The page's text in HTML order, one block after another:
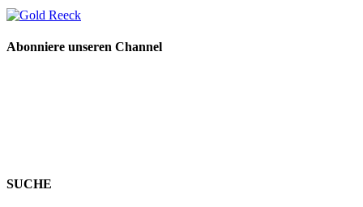
Abonniere unseren Channel
SUCHE